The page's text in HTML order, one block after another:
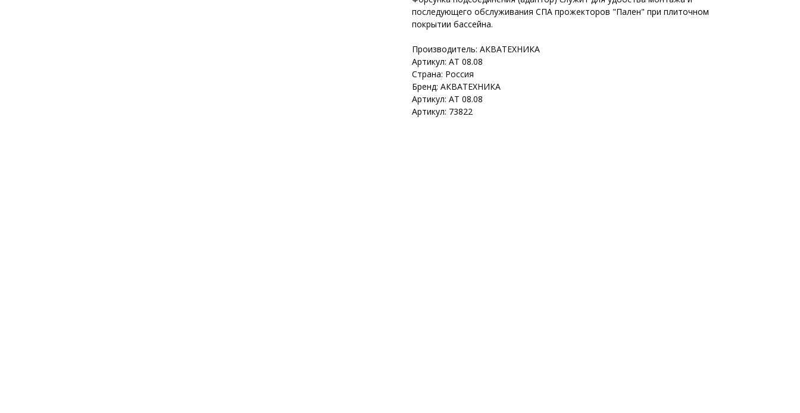
последующего обслуживания СПА прожекторов "Пален" при плиточном
покрытии бассейна.
Производитель: АКВАТЕХНИКА
Артикул: АТ 08.08
Страна: Россия
Бренд: АКВАТЕХНИКА
Артикул: АТ 08.08
Артикул: 73822